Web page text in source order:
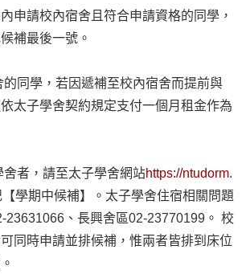
申請校內宿舍且符合申請資格的同學，
補最後一號。
同學，若因遞補至校內宿舍而提前與
太子學舍契約規定支付一個月租金作為
舍者，請至太子學舍網站https://ntudorm.
學期中候補】。太子學舍住宿相關問題
23631066、長興舍區02-23770199。 校
同時申請並排候補，惟兩者皆排到床位